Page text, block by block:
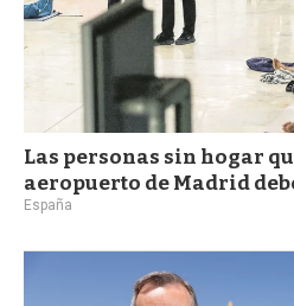
Las personas sin hogar
aeropuerto de Madrid
España